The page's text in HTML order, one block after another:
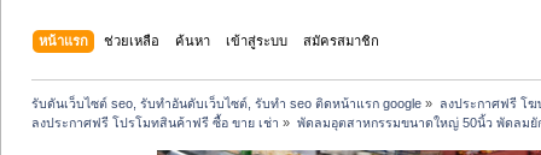
หน้าแรก ช่วยเหลือ ค้นหา เข้าสู่ระบบ สมัครสมาชิก
รับดันเว็บไซต์ seo, รับทำอันดับเว็บไซต์, รับทำ seo ติดหน้าแรก google » ลงประกาศฟรี โ
ลงประกาศฟรี โปรโมทสินค้าฟรี ซื้อ ขาย เช่า » พัดลมอุตสาหกรรมขนาดใหญ่ 50นิ้ว พัดลม